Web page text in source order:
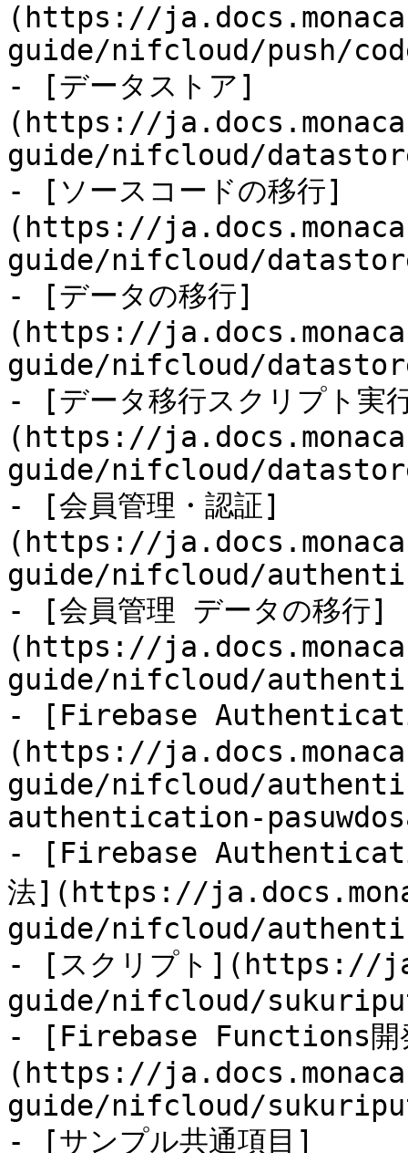
(https://
guide/nifcloud/push/
- [データストア]
(https://
guide/nifcloud/
- [ソースコードの移行]
(https://
guide/nifcloud/
- [データの移行]
(https://
guide/nifcloud/
- [データ移行スクリプト実
(https://
guide/nifcloud/
- [会員管理・認証]
(https://
guide/nifcloud/
- [会員管理 データの移行]
(https://
guide/nifcloud/
- [Firebase
(https://
guide/nifcloud/
authentication-
- [Firebase
法](https://
guide/nifcloud/
- [スクリプト](https://
guide/nifcloud/
- [Firebase Functions開
(https://
guide/nifcloud/
- [サンプル共通項目]